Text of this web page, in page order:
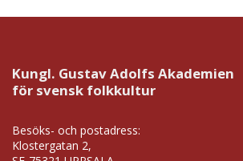
Kungl. Gustav Adolfs Akademien
för svensk folkkultur
Besöks- och postadress:
Klostergatan 2,